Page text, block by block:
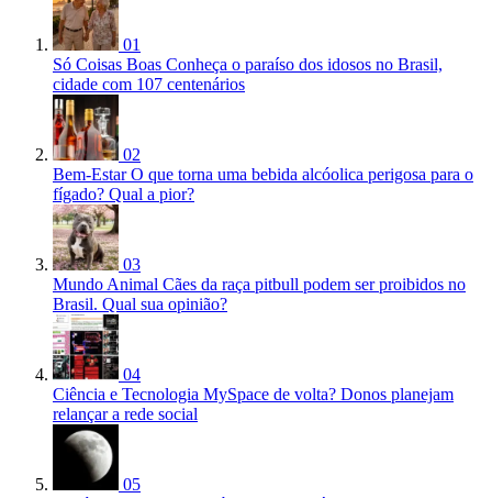
01
Só Coisas Boas Conheça o paraíso dos idosos no Brasil,
cidade com 107 centenários
02
Bem-Estar O que torna uma bebida alcóolica perigosa para o
fígado? Qual a pior?
03
Mundo Animal Cães da raça pitbull podem ser proibidos no
Brasil. Qual sua opinião?
04
Ciência e Tecnologia MySpace de volta? Donos planejam
relançar a rede social
05